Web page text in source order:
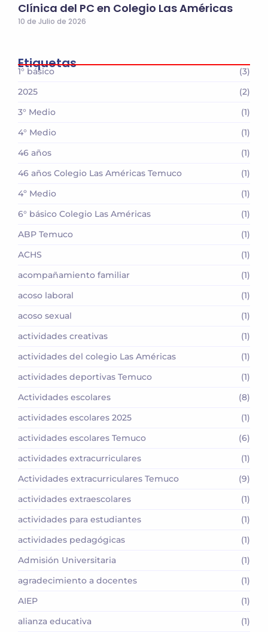
Clínica del PC en Colegio Las Américas
10 de Julio de 2026
Etiquetas
1° básico
(3)
2025
(2)
3° Medio
(1)
4° Medio
(1)
46 años
(1)
46 años Colegio Las Américas Temuco
(1)
4º Medio
(1)
6° básico Colegio Las Américas
(1)
ABP Temuco
(1)
ACHS
(1)
acompañamiento familiar
(1)
acoso laboral
(1)
acoso sexual
(1)
actividades creativas
(1)
actividades del colegio Las Américas
(1)
actividades deportivas Temuco
(1)
Actividades escolares
(8)
actividades escolares 2025
(1)
actividades escolares Temuco
(6)
actividades extracurriculares
(1)
Actividades extracurriculares Temuco
(9)
actividades extraescolares
(1)
actividades para estudiantes
(1)
actividades pedagógicas
(1)
Admisión Universitaria
(1)
agradecimiento a docentes
(1)
AIEP
(1)
alianza educativa
(1)